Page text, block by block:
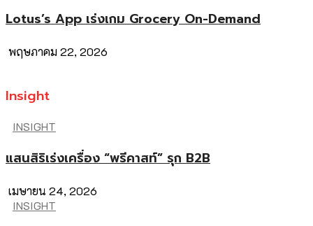
Lotus’s App เร่งเกม Grocery On-Demand
พฤษภาคม 22, 2026
Insight
INSIGHT
แสนสิริเร่งเครื่อง “พรีคาสท์” รุก B2B
เมษายน 24, 2026
INSIGHT